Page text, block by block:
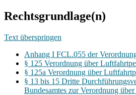
Rechtsgrundlage(n)
Text überspringen
Anhang I FCL.055 der
§ 125 Verordnung über
§ 125a Verordnung über
§ 13 bis 15 Dritte
Bundesamtes zur Verordnung